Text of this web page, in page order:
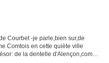
Courbet -je parle,bien sur,de
Comtois en cette quiète ville
de la dentelle d'Alençon,comme